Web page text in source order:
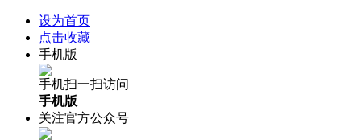
设为首页
点击收藏
手机版
手机扫一扫访问
手机版
关注官方公众号